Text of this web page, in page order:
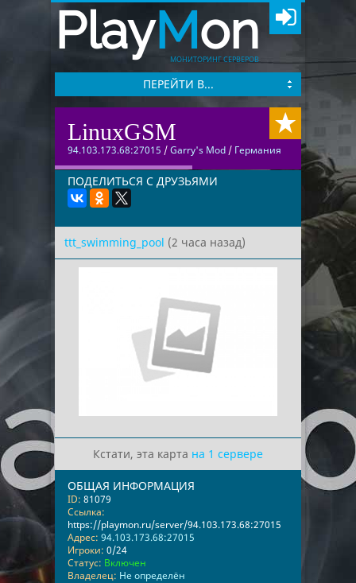
PlayMon
МОНИТОРИНГ СЕРВЕРОВ
ПЕРЕЙТИ В...
LinuxGSM
94.103.173.68:27015 /Garry's Mod / Германия
ПОДЕЛИТЬСЯ С ДРУЗЬЯМИ
ttt_swimming_pool (2 часа назад)
Кстати, эта карта на 1 сервере
ОБЩАЯ ИНФОРМАЦИЯ
ID: 81079
Ссылка:
https://playmon.ru/server/94.103.173.68:27015
Адрес: 94.103.173.68:27015
Игроки: 0/24
Статус: Включен
Владелец: Не определён